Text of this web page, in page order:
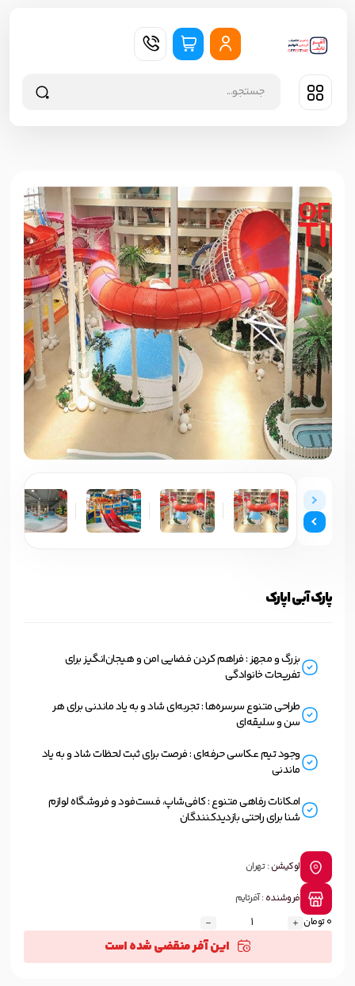
پارک آبی اپارک
بزرگ و مجهز : فراهم کردن فضایی امن و هیجان‌انگیز برای
تفریحات خانوادگی
طراحی متنوع سرسره‌ها : تجربه‌ای شاد و به یاد ماندنی برای هر
سن و سلیقه‌ای
وجود تیم عکاسی حرفه‌ای : فرصت برای ثبت لحظات شاد و به یاد
ماندنی
امکانات رفاهی متنوع : کافی‌شاپ، فست‌فود و فروشگاه لوازم
شنا برای راحتی بازدیدکنندگان
لوکیشن :تهران
فروشنده :آفرتایم
0 تومان
این آفر منقضی شده است